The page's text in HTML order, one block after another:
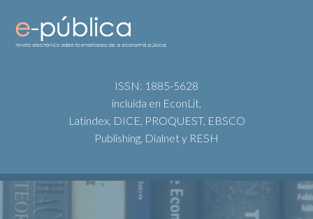
ISSN: 1885-5628
incluida en EconLit,
Latindex, DICE, PROQUEST, EBSCO
Publishing, Dialnet y RESH